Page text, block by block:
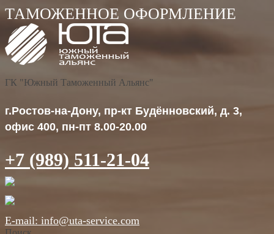
ГК "Южный Таможенный Альянс"
г.Ростов-на-Дону, пр-кт Будённовский, д. 3,
офис 400, пн-пт 8.00-20.00
+7 (989) 511-21-04
E-mail: info@uta-service.com